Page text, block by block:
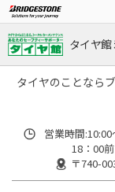
タイヤ館
タイヤのことなら
営業時間
18：00
〒740-